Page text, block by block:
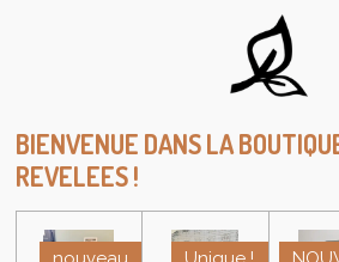
BIENVENUE DANS LA
REVELEES !